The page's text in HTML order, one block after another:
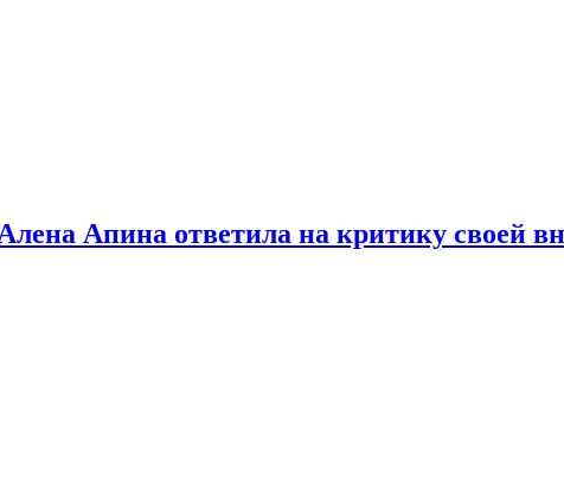
Апина ответила на критику своей